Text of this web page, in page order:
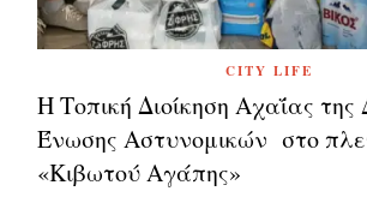
CITY LIFE
Η Τοπική Διοίκηση Αχαΐας της
Ένωσης Αστυνομικών στο
«Κιβωτού Αγάπης»